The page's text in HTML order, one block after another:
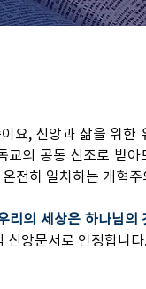
요, 신앙과 삶을 위
교의 공통 신조로 받
전히 일치하는 개혁
리의 세상은 하나님의
앙문서로 인정합니